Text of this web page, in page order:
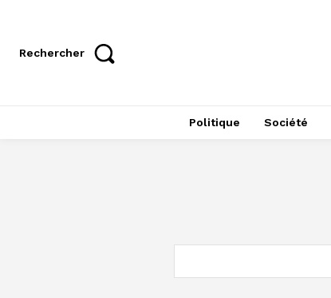
Rechercher
Politique Société